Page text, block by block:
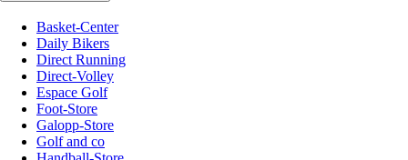
Basket-Center
Daily Bikers
Direct Running
Direct-Volley
Espace Golf
Foot-Store
Galopp-Store
Golf and co